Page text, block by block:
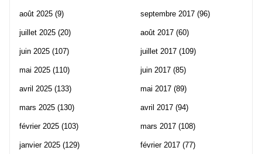
août 2025 (9)
juillet 2025 (20)
juin 2025 (107)
mai 2025 (110)
avril 2025 (133)
mars 2025 (130)
février 2025 (103)
janvier 2025 (129)
septembre 2017 (96)
août 2017 (60)
juillet 2017 (109)
juin 2017 (85)
mai 2017 (89)
avril 2017 (94)
mars 2017 (108)
février 2017 (77)